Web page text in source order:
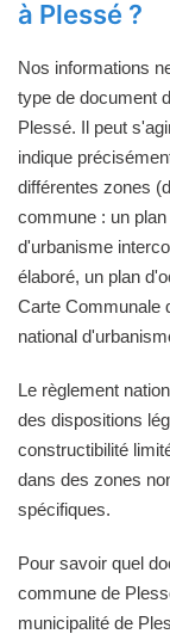
à Plessé ?
Nos informations
type de document
Plessé. Il peut
indique
différentes zones
commune : un
d'urbanisme
élaboré, un plan
Carte Communale
national
Le règlement
des dispositions
constructibilité
dans des zones
spécifiques.
Pour savoir quel
commune de
municipalité de